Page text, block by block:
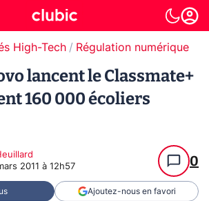
High-Tech Régulation numérique
lancent le Classmate+
160 000 écoliers
2011 à 12h57 0
Ajoutez-nous en favori